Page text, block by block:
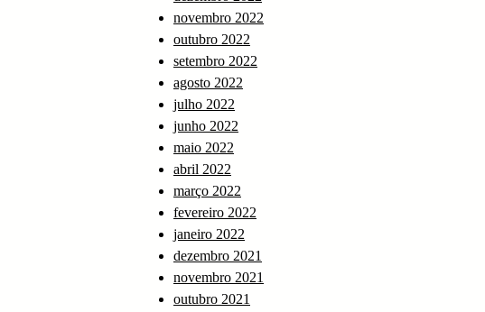
novembro 2022
outubro 2022
setembro 2022
agosto 2022
julho 2022
junho 2022
maio 2022
abril 2022
março 2022
fevereiro 2022
janeiro 2022
dezembro 2021
novembro 2021
outubro 2021